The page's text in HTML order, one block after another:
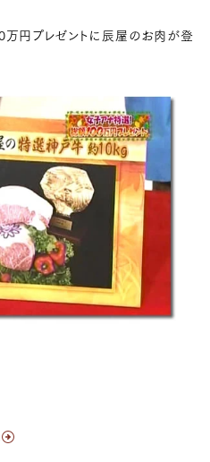
万円プレゼントに辰屋のお肉が登